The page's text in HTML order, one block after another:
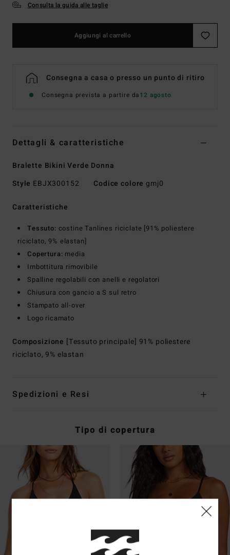
Consulta la guida alle taglie
Aggiungi al carrello
Consegna a casa o presso un punto di ritiro
Consegna prevista a partire da12 agosto
Dettagli & caratteristiche
Bralette Bikini Verde Donna
Style EBJX300152 Codice colore gmj0
Caratteristiche
Tessuto: costine Tanlines riciclate [91% poliestere
riciclato, 9% elastan]
Copertura: media
Imbottitura rimovibile
Spalline regolabili con anelli e regolatori
Chiusura con gancio a S sul retro
Stampato all-over
Logo ricamato
Composizione [Tessuto principale] 91% poliestere
riciclato, 9% elastan
Spedizioni e Resi
Tipo di copertura